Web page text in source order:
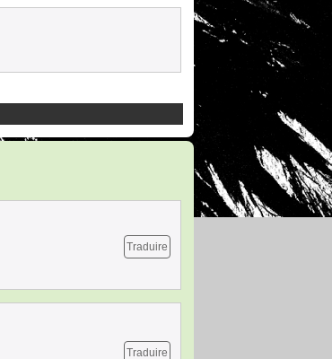
Traduire
Traduire